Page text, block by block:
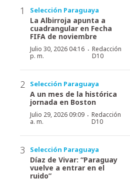
Selección Paraguaya
La Albirroja apunta a
cuadrangular en Fecha
FIFA de noviembre
Julio 30, 2026 04:16
p. m.
· Redacción
D10
Selección Paraguaya
A un mes de la histórica
jornada en Boston
Julio 29, 2026 09:09
a. m.
·Redacción
D10
Selección Paraguaya
Díaz de Vivar: “Paraguay
vuelve a entrar en el
ruido”